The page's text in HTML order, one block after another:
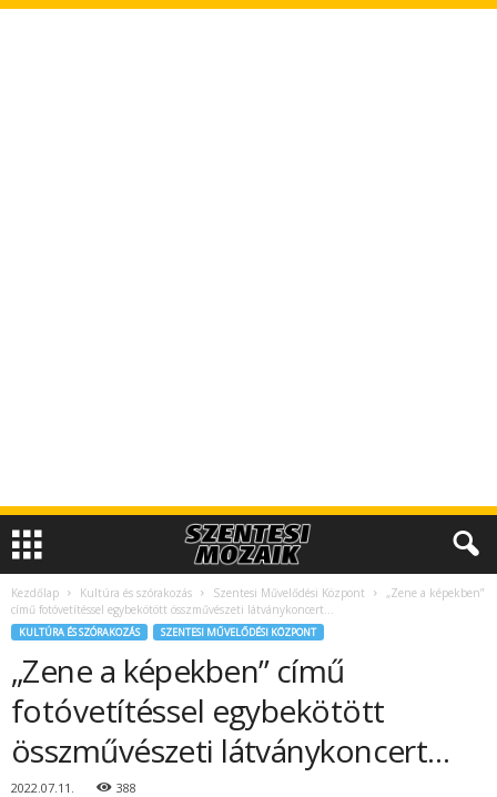
Kezdőlap Kultúra és szórakozás Szentesi Művelődési Központ
„Zene a képekben”
című fotóvetítéssel egybekötött összművészeti látványkoncert…
KULTÚRA ÉS SZÓRAKOZÁS SZENTESI MŰVELŐDÉSI KÖZPONT
„Zene a képekben” című
fotóvetítéssel egybekötött
összművészeti látványkoncert…
2022.07.11. 388